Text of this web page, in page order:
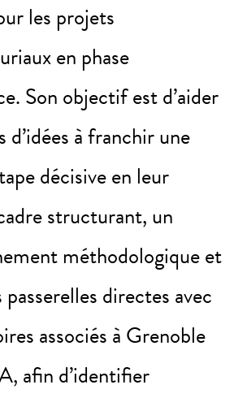
les projets
en phase
Son objectif est d’aider
d’idées à franchir une
décisive en leur
structurant, un
méthodologique et
directes avec
associés à Grenoble
afin d’identifier